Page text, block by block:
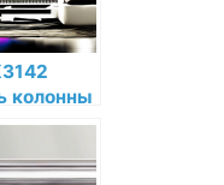
колонны
в